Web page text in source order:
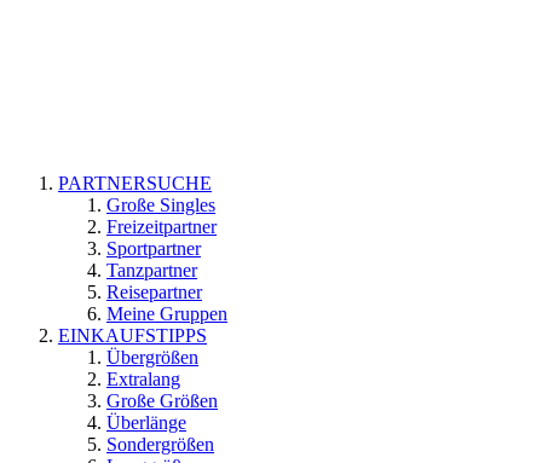
PARTNERSUCHE
Große Singles
Freizeitpartner
Sportpartner
Tanzpartner
Reisepartner
Meine Gruppen
EINKAUFSTIPPS
Übergrößen
Extralang
Große Größen
Überlänge
Sondergrößen